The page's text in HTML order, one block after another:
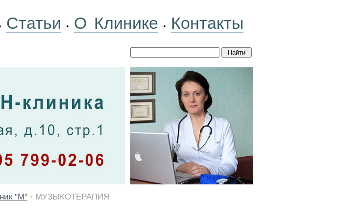
Статьи • О Клинике • Контакты
"М" • МУЗЫКОТЕРАПИЯ